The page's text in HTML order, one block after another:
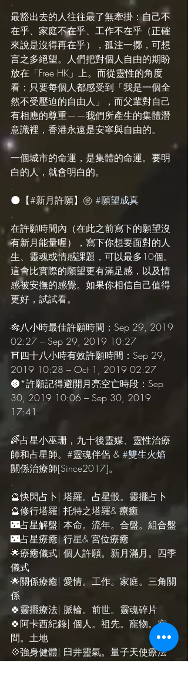
最豁出去的人往往最了無牽掛：自己不
在乎、家庭不在乎、工作不在乎（正確
來說是沒得再在乎），孤注一擲，可想
言之多絕望。人們把對個人自由的期盼
放在「Free HK」上。而從靈性的角度
看：只要每個人都感受到「我是一個全
然不受壓迫的自由人」，而父輩對自己
有相應的尊重——我們所產生的集體潛
意識裡，香港永遠是安寧與自由的。
.
一個城市的命運，是集體的命運。要明
白的人，就會明白的。
.
🌑【#新月許願】㊗️ #願望成真
.
在許願時間內（在此之前寫下的願望沒
有新月能量喔），寫下你想要面對的人
生、靈魂或情感課題，可以最多10個。
這會比實際的願望更有滿足感，以及情
感被安撫的感覺。如果你相信自己值得
更好，試試看。
.
🎋八小時最佳許願時間：Sep 29, 2019
02:27 – Sep 29, 2019 10:27
⛩️四十八小時有效許願時間：Sep 29,
2019 10:28 – Oct 1, 2019 02:27
🌚*許願記得避開月亮空亡時段：Sep
30, 2019 10:06 – Sep 30, 2019
17:41
.
🌈占星小巫珊，九十後靈媒、靈性治療
師和占星師。#靈魂伴侶 & #雙生火焰
關係治療師[Since2017]。
.
🔮快閃占卜| 塔羅。占星骰。靈擺占卜
🔮修行塔羅| 托特之塔羅& 療癒
🌃占星解盤| 本命。流年。合盤。組合盤
🌃占星療癒| 行星& 宮位療癒
🌟療癒儀式| 個人許願。新月滿月。四季
儀式
🌟關係療癒| 愛情。工作。家庭。三角關
係
🍀靈擺療法| 脈輪。前世。靈魂碎片
🍀阿卡西紀錄| 個人。祖先。寵物。空
間。土地
💠強身健體| 臼井靈氣。量子天使療法
💠靈性教學| 靈氣點化。冥想療癒